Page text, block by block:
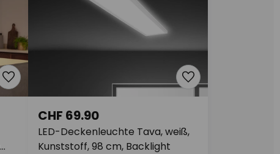
LED-Deckenleuchte Tava, weiß,
Kunststoff, 98 cm, Backlight
CHF 69.90